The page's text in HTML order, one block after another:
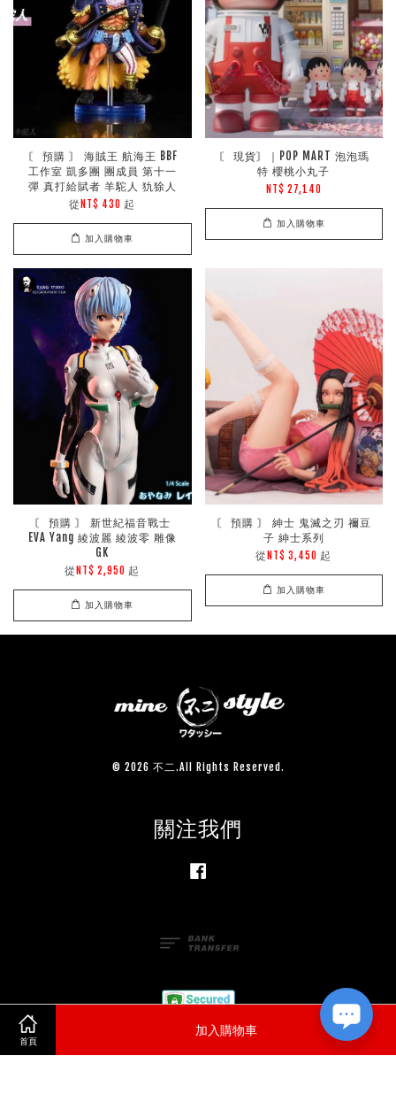
首頁
加入購物車
〘 預購 〙 海賊王 航海王 BBF
工作室 凱多團 團成員 第十一
彈 真打給賦者 羊駝人 犰狳人
從 NT$ 430 起
加入購物車
〘 現貨〙｜POP MART 泡泡瑪
特 櫻桃小丸子
NT$ 27,140
加入購物車
〘 預購 〙 新世紀福音戰士
EVA Yang 綾波麗 綾波零 雕像
GK
從 NT$ 2,950 起
加入購物車
〘 預購 〙 紳士 鬼滅之刃 禰豆
子 紳士系列
從 NT$ 3,450 起
加入購物車
© 2026 不二.All Rights Reserved.
關注我們